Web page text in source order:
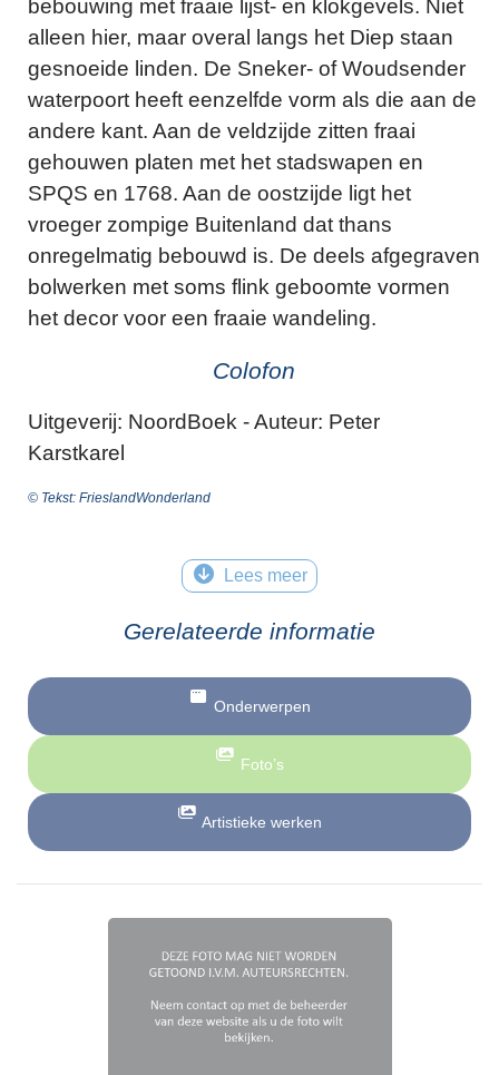
bebouwing met fraaie lijst- en klokgevels. Niet
alleen hier, maar overal langs het Diep staan
gesnoeide linden. De Sneker- of Woudsender
waterpoort heeft eenzelfde vorm als die aan de
andere kant. Aan de veldzijde zitten fraai
gehouwen platen met het stadswapen en
SPQS en 1768. Aan de oostzijde ligt het
vroeger zompige Buitenland dat thans
onregelmatig bebouwd is. De deels afgegraven
bolwerken met soms flink geboomte vormen
het decor voor een fraaie wandeling.
Colofon
Uitgeverij: NoordBoek - Auteur: Peter
Karstkarel
© Tekst: FrieslandWonderland
Lees meer
Gerelateerde informatie
Onderwerpen
Foto’s
Artistieke werken